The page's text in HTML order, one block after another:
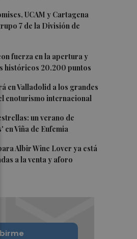
UCAM y Cartagena
7 de la División de
fuerza en la apertura y
históricos 20.200 puntos
en Valladolid a los grandes
enoturismo internacional
un verano de
en Viña de Eufemia
Albir Wine Lover ya está
a la venta y aforo